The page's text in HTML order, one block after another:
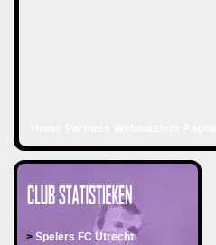
> Spelers FC Utrecht